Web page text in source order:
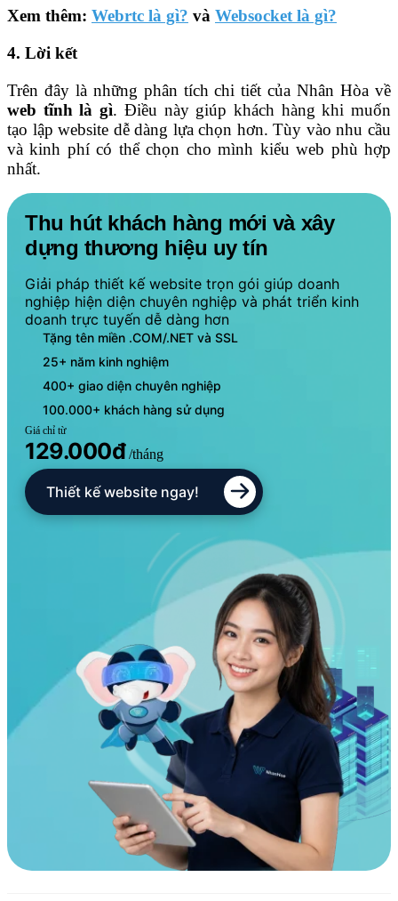
Xem thêm: Webrtc là gì? và Websocket là gì?
4. Lời kết
Trên đây là những phân tích chi tiết của Nhân Hòa về
web tĩnh là gì. Điều này giúp khách hàng khi muốn
tạo lập website dễ dàng lựa chọn hơn. Tùy vào nhu cầu
và kinh phí có thể chọn cho mình kiểu web phù hợp
nhất.
Thu hút khách hàng mới và xây
dựng thương hiệu uy tín
Giải pháp thiết kế website trọn gói giúp doanh
nghiệp hiện diện chuyên nghiệp và phát triển kinh
doanh trực tuyến dễ dàng hơn
Tặng tên miền .COM/.NET và SSL
25+ năm kinh nghiệm
400+ giao diện chuyên nghiệp
100.000+ khách hàng sử dụng
Giá chỉ từ
129.000đ /tháng
Thiết kế website ngay!